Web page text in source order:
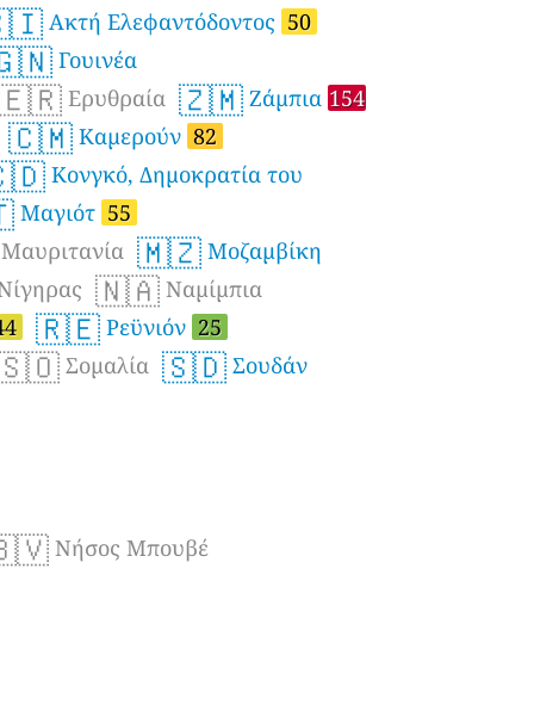
Ακτή Ελεφαντόδοντος 50
Γουινέα
Ερυθραία 🇿🇲 Ζάμπια 154
🇨🇲 Καμερούν 82
Κονγκό, Δημοκρατία του
Μαγιότ 55
Μαυριτανία 🇲🇿 Μοζαμβίκη
🇳🇦 Ναμίμπια
🇷🇪 Ρεϋνιόν 25
Σομαλία 🇸🇩 Σουδάν
Νήσος Μπουβέ